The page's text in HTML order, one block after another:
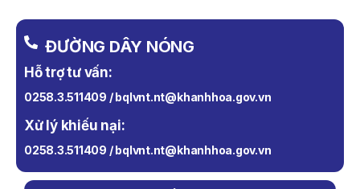
ĐƯỜNG DÂY NÓNG
Hỗ trợ tư vấn:
0258.3.511409 / bqlvnt.nt@khanhhoa.gov.vn
Xử lý khiếu nại:
0258.3.511409 / bqlvnt.nt@khanhhoa.gov.vn